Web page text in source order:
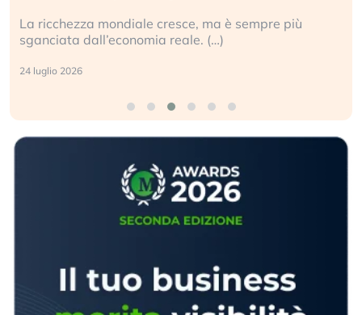
La ricchezza mondiale cresce, ma è sempre più
sganciata dall’economia reale. (…)
24 luglio 2026